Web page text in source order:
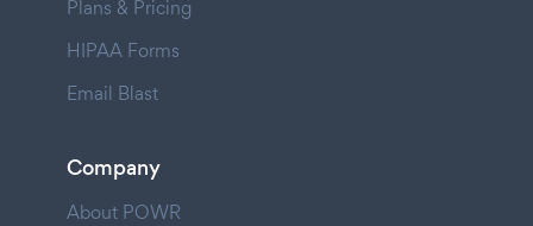
Plans & Pricing
HIPAA Forms
Email Blast
Company
About POWR